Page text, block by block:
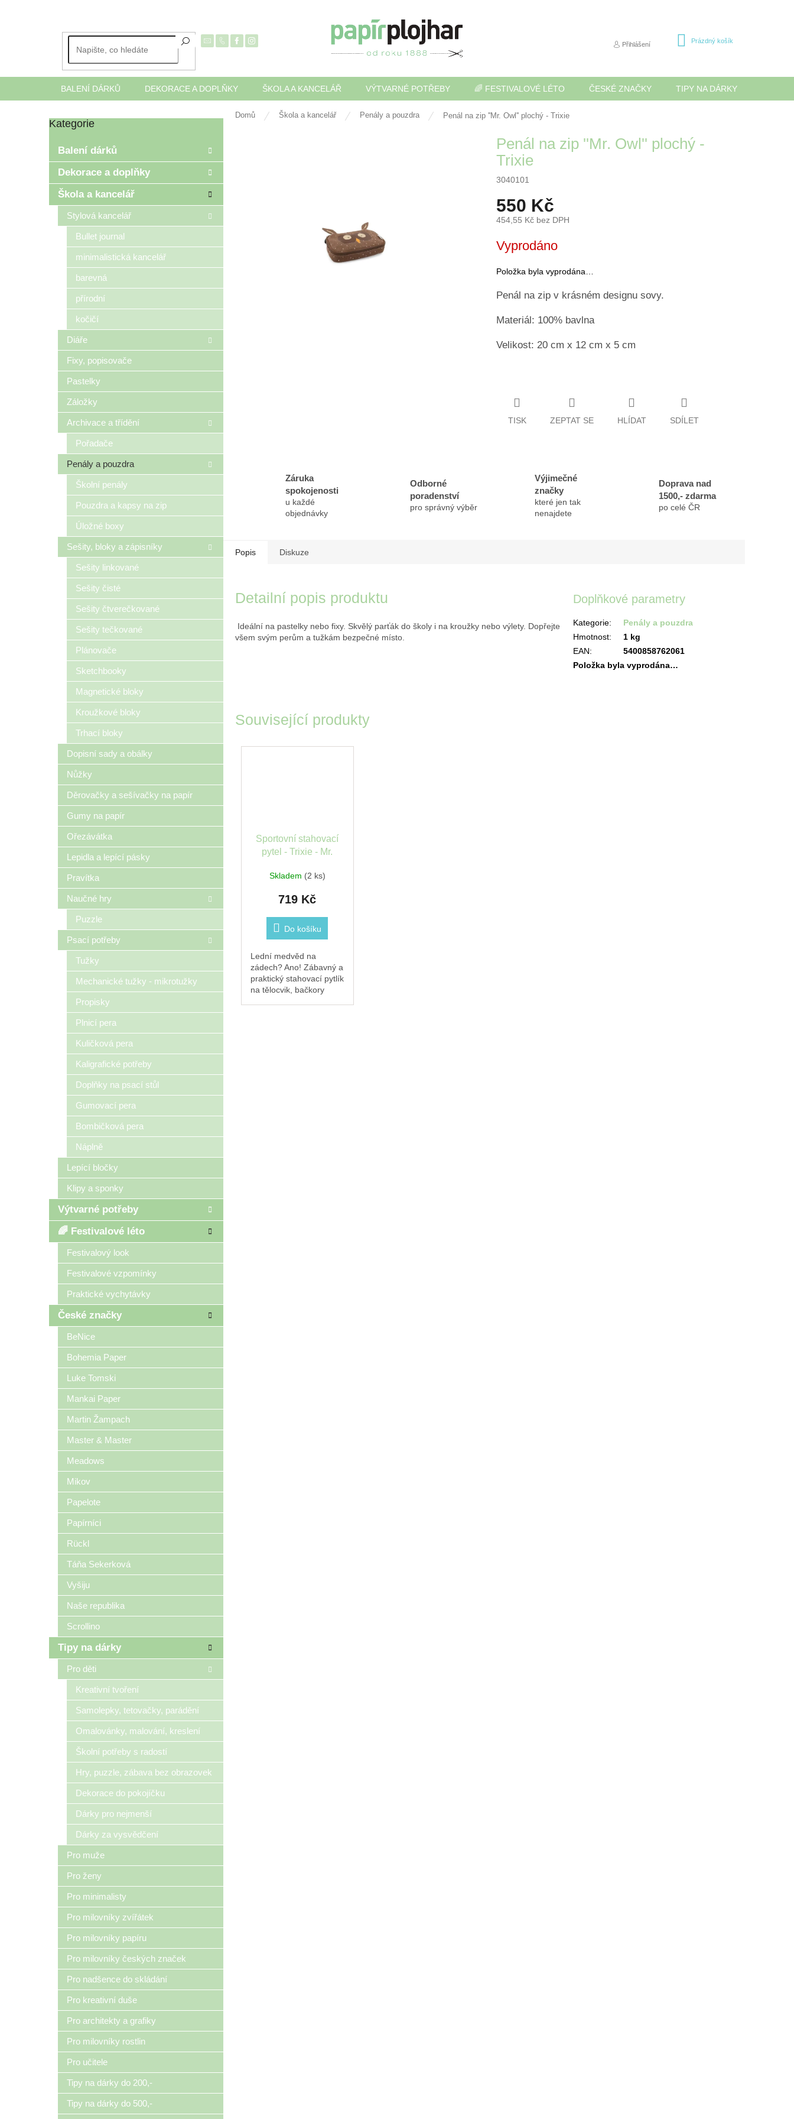
Přihlášení
NÁKUPNÍ
Prázdný košík
BALENÍ DÁRKŮ DEKORACE A DOPLŇKY ŠKOLA A KANCELÁŘ VÝTVARNÉ POTŘEBY 🌈 FESTIVALOVÉ LÉTO ČESKÉ ZNAČKY TIPY NA DÁRKY
Domů Škola a kancelář Penály a pouzdra Penál na zip ''Mr. Owl'' plochý - Trixie
P
r
n
Přeskočit
Kategorie
Balení dárků
Dekorace a doplňky
Škola a kancelář
Stylová kancelář
Bullet journal
minimalistická kancelář
barevná
přírodní
kočičí
Diáře
Fixy, popisovače
Pastelky
Záložky
Archivace a třídění
Pořadače
Penály a pouzdra
Školní penály
Pouzdra a kapsy na zip
Úložné boxy
Sešity, bloky a zápisníky
Sešity linkované
Sešity čisté
Sešity čtverečkované
Sešity tečkované
Plánovače
Sketchbooky
Magnetické bloky
Kroužkové bloky
Trhací bloky
Dopisní sady a obálky
Nůžky
Děrovačky a sešívačky na papír
Gumy na papír
Ořezávátka
Lepidla a lepící pásky
Pravítka
Naučné hry
Puzzle
Psací potřeby
Tužky
Mechanické tužky - mikrotužky
Propisky
Plnicí pera
Kuličková pera
Kaligrafické potřeby
Doplňky na psací stůl
Gumovací pera
Bombičková pera
Náplně
Lepící bločky
Klipy a sponky
Výtvarné potřeby
🌈 Festivalové léto
Festivalový look
Festivalové vzpomínky
Praktické vychytávky
České značky
BeNice
Bohemia Paper
Luke Tomski
Mankai Paper
Martin Žampach
Master & Master
Meadows
Mikov
Papelote
Papírníci
Rückl
Táňa Sekerková
Vyšiju
Naše republika
Scrollino
Tipy na dárky
Pro děti
Kreativní tvoření
Samolepky, tetovačky, parádění
Omalovánky, malování, kreslení
Školní potřeby s radostí
Hry, puzzle, zábava bez obrazovek
Dekorace do pokojíčku
Dárky pro nejmenší
Dárky za vysvědčení
Pro muže
Pro ženy
Pro minimalisty
Pro milovníky zvířátek
Pro milovníky papíru
Pro milovníky českých značek
Pro nadšence do skládání
Pro kreativní duše
Pro architekty a grafiky
Pro milovníky rostlin
Pro učitele
Tipy na dárky do 200,-
Tipy na dárky do 500,-
Penál na zip ''Mr. Owl'' plochý -
Trixie
3040101
550 Kč
454,55 Kč bez DPH
cena:
Vyprodáno
Položka byla vyprodána…
Penál na zip v krásném designu sovy.
Materiál: 100% bavlna
Velikost: 20 cm x 12 cm x 5 cm
TISK ZEPTAT SE HLÍDAT SDÍLET
Záruka
spokojenosti
u každé
objednávky
Odborné
poradenství
pro správný výběr
Výjimečné
značky
které jen tak
nenajdete
Doprava nad
1500,- zdarma
po celé ČR
Související produkty
Sportovní stahovací
pytel - Trixie - Mr.
Skladem (2 ks)
719 Kč
Do košíku
Lední medvěd na
zádech? Ano! Zábavný a
praktický stahovací pytlík
na tělocvik, bačkory
Popis Diskuze
Detailní popis produktu
Ideální na pastelky nebo fixy. Skvělý parťák do školy i na kroužky nebo výlety. Dopřejte
všem svým perům a tužkám bezpečné místo.
Doplňkové parametry
Kategorie:
Penály a pouzdra
Hmotnost:
1 kg
EAN:
5400858762061
Položka byla vyprodána…